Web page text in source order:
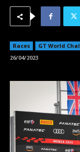
Races GT World
26/04/2023